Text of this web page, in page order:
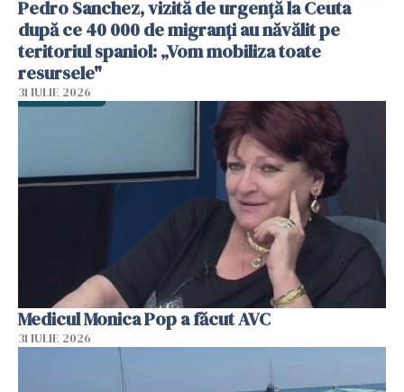
Pedro Sanchez, vizită de urgență la Ceuta
după ce 40 000 de migranți au năvălit pe
teritoriul spaniol: „Vom mobiliza toate
resursele"
31 IULIE 2026
Medicul Monica Pop a făcut AVC
31 IULIE 2026